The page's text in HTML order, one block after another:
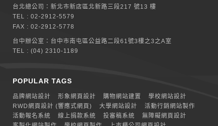
台北總公司：新北巿新店區北新路三段217 號13 樓
TEL :02-2912-5579
FAX : 02-2912-5778
台中辦公室： 台中市南屯區公益路二段61號3樓之3之A室
TEL :(04) 2310-1189
POPULAR TAGS
品牌網站設計 形象網頁設計 購物網站建置
學校網站設計
RWD網頁設計 (響應式網頁)
大學網站設計
活動行銷網站製作
活動報名系統
線上捐款系統 投審稿系統
無障礙網頁設計